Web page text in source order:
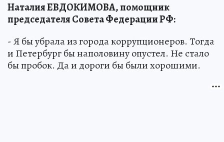
Наталия ЕВДОКИМОВА, помощник
председателя Совета Федерации РФ:
- Я бы убрала из города коррупционеров. Тогда
и Петербург бы наполовину опустел. Не стало
бы пробок. Да и дороги бы были хорошими.